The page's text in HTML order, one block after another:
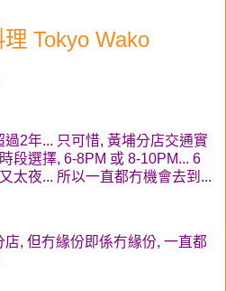
Tokyo Wako
2年... 只可惜, 黃埔分店交通實
段選擇, 6-8PM 或 8-10PM... 6
太夜... 所以一直都冇機會去到...
, 但冇緣份即係冇緣份, 一直都